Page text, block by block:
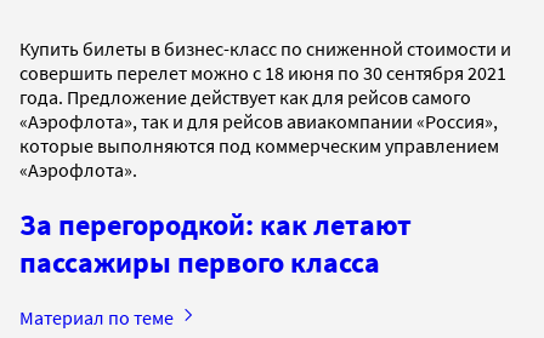
Купить билеты в бизнес-класс по сниженной стоимости и
совершить перелет можно с 18 июня по 30 сентября 2021
года. Предложение действует как для рейсов самого
«Аэрофлота», так и для рейсов авиакомпании «Россия»,
которые выполняются под коммерческим управлением
«Аэрофлота».
За перегородкой: как летают
пассажиры первого класса
Материал по теме